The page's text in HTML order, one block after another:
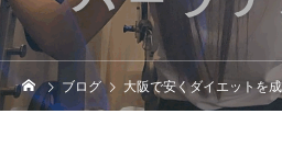
ブログ 大阪で安くダイエットを成功させたいあな